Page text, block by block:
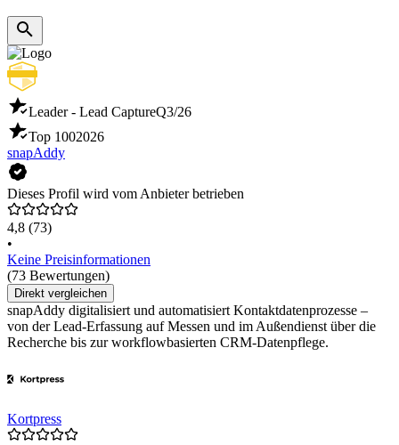
Leader - Lead CaptureQ3/26
Top 1002026
snapAddy
Dieses Profil wird vom Anbieter betrieben
4,8 (73)
•
Keine Preisinformationen
(73 Bewertungen)
Direkt vergleichen
snapAddy digitalisiert und automatisiert Kontaktdatenprozesse –
von der Lead-Erfassung auf Messen und im Außendienst über die
Recherche bis zur workflowbasierten CRM-Datenpflege.
Kortpress